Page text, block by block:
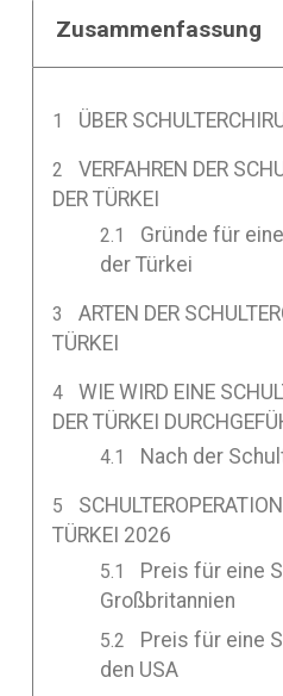
Zusammenfassung
ÜBER
VERFAHREN DER
DER TÜRKEI
Gründe für
der Türkei
ARTEN DER
TÜRKEI
WIE WIRD EINE
DER TÜRKEI
Nach der
TÜRKEI 2026
Preis für eine
Großbritannien
Preis für eine
den USA